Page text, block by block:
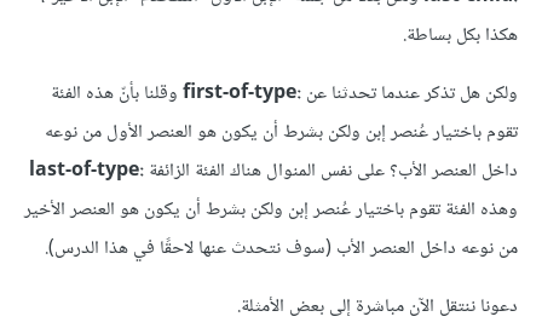
هكذا بكل بساطة.
ولكن هل تذكر عندما تحدثنا عن:first-of-type
وقلنا بأنّ هذه الفئة
تقوم باختيار عُنصر إبن ولكن بشرط أن يكون هو العنصر الأول من نوعه
داخل العنصر الأب؟ على نفس المنوال هناك الفئة الزائفة:last-of-type
وهذه الفئة تقوم باختيار عُنصر إبن ولكن بشرط أن يكون هو العنصر الأخير
من نوعه داخل العنصر الأب (سوف نتحدث عنها لاحقًا في هذا الدرس).
دعونا ننتقل الآن مباشرة إلى بعض الأمثلة.